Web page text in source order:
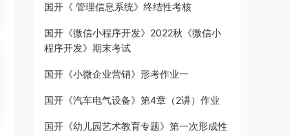
国开《 管理信息系统》终结性考核
国开《微信小程序开发》2022秋《微信小
程序开发》期末考试
国开《小微企业营销》形考作业一
国开《汽车电气设备》第4章（2讲）作业
国开《幼儿园艺术教育专题》第一次形成性